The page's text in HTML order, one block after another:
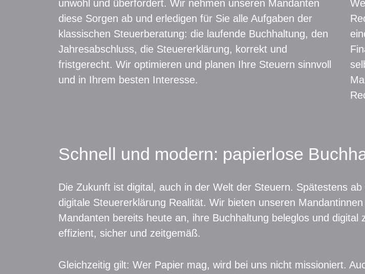
unwohl und überfordert. Wir nehmen unseren Mandanten
diese Sorgen ab und erledigen für Sie alle Aufgaben der
klassischen Steuerberatung: die laufende Buchhaltung, den
Jahresabschluss, die Steuererklärung, korrekt und
fristgerecht. Wir optimieren und planen Ihre Steuern sinnvoll
und in Ihrem besten Interesse.
Schnell und modern: papierlose
Die Zukunft ist digital, auch in der Welt der Steuern. Spätestens ab
digitale Steuererklärung Realität. Wir bieten unseren Mandantinnen
Mandanten bereits heute an, ihre Buchhaltung beleglos und digital
effizient, sicher und zeitgemäß.
Gleichzeitig gilt: Wer Papier mag, wird bei uns nicht missioniert.